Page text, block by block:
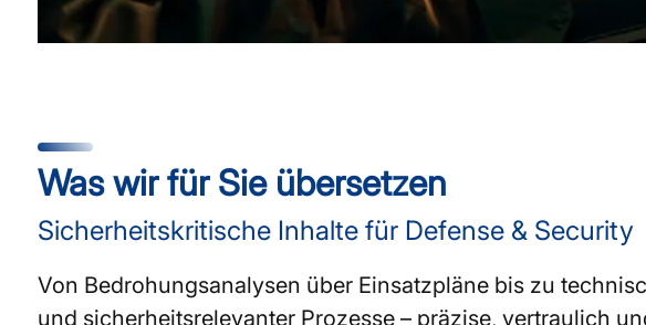
Was wir für Sie übersetzen
Sicherheitskritische Inhalte für Defense & Security
Von Bedrohungsanalysen über Einsatzpläne bis zu
und sicherheitsrelevanter Prozesse – präzise, vertraulich